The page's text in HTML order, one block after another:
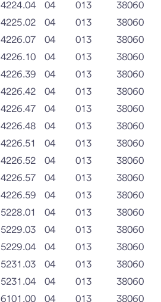
4224.04 04 013
38060
4225.02 04 013
38060
4226.07 04 013
38060
4226.10 04 013
38060
4226.39 04 013
38060
4226.42 04 013
38060
4226.47 04 013
38060
4226.48 04 013
38060
4226.51 04 013
38060
4226.52 04 013
38060
4226.57 04 013
38060
4226.59 04 013
38060
5228.01 04 013
38060
5229.03 04 013
38060
5229.04 04 013
38060
5231.03 04 013
38060
5231.04 04 013
38060
6101.00 04 013
38060